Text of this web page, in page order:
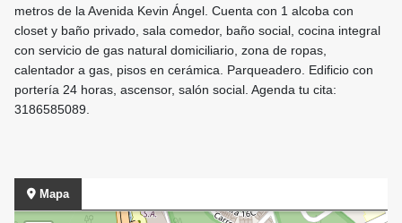
metros de la Avenida Kevin Ángel. Cuenta con 1 alcoba con
closet y baño privado, sala comedor, baño social, cocina integral
con servicio de gas natural domiciliario, zona de ropas,
calentador a gas, pisos en cerámica. Parqueadero. Edificio con
portería 24 horas, ascensor, salón social. Agenda tu cita:
3186585089.
Mapa